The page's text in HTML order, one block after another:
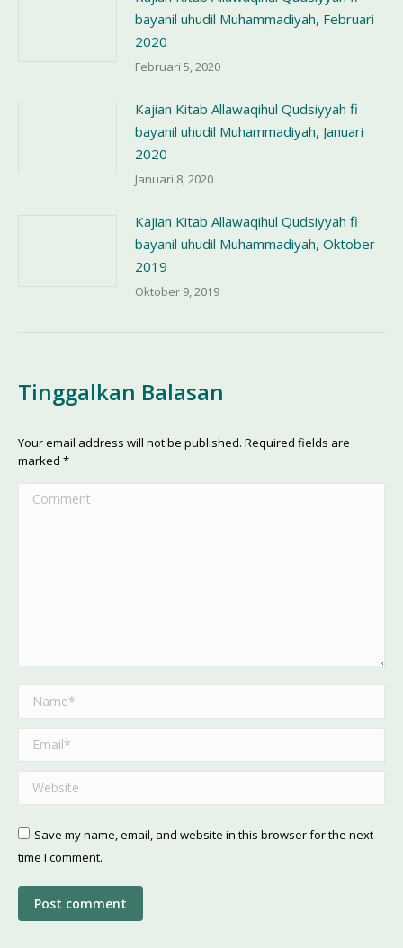
bayanil uhudil Muhammadiyah, Februari
2020
Februari 5, 2020
Kajian Kitab Allawaqihul Qudsiyyah fi
bayanil uhudil Muhammadiyah, Januari
2020
Januari 8, 2020
Kajian Kitab Allawaqihul Qudsiyyah fi
bayanil uhudil Muhammadiyah, Oktober
2019
Oktober 9, 2019
Tinggalkan Balasan
Your email address will not be published. Required fields are
marked *
Comment
Name *
Email *
Website
Save my name, email, and website in this browser for the next
time I comment.
Post comment